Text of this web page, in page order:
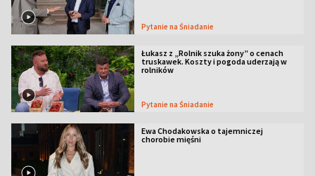
Pytanie na Śniadanie
Łukasz z „Rolnik szuka żony” o cenach
truskawek. Koszty i pogoda uderzają w
rolników
Pytanie na Śniadanie
Ewa Chodakowska o tajemniczej
chorobie mięśni